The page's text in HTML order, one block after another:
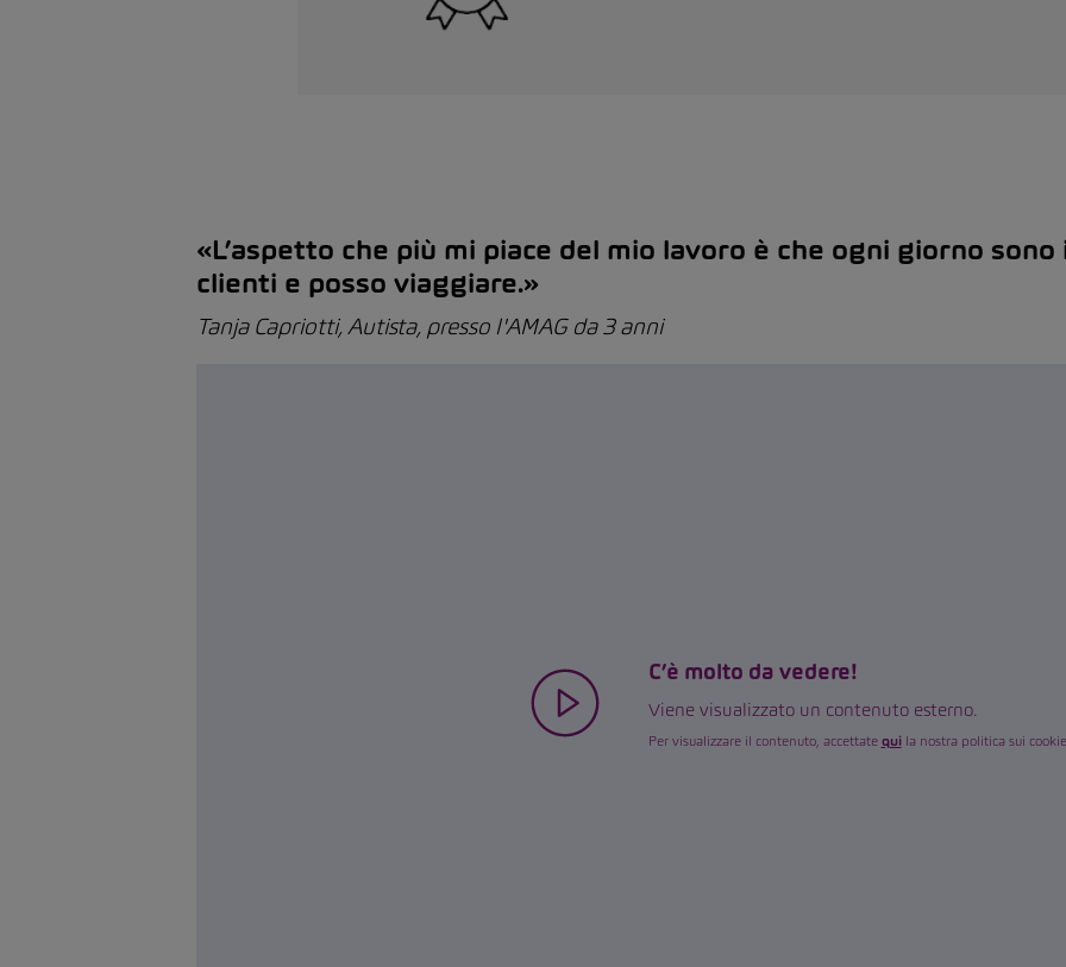
«L’aspetto che più mi piace del mio lavoro è che ogni giorno
clienti e posso viaggiare.»
Tanja Capriotti, Autista, presso l'AMAG da 3 anni
C’è molto da vedere!
Viene visualizzato un contenuto esterno.
Per visualizzare il contenuto, accettate quila nostra politica sui